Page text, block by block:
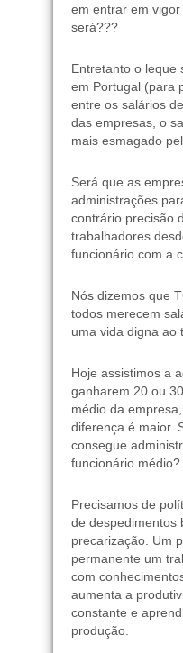
em entrar em
será???
Entretanto o leque
em Portugal (para
entre os salários
das empresas, o
mais esmagado
Será que as
administrações
contrário precisão
trabalhadores
funcionário com a
Nós dizemos que
todos merecem
uma vida digna ao
Hoje assistimos a
ganharem 20 ou
médio da
diferença é maior.
consegue
funcionário médio?
Precisamos de
de despedimentos
precarização. Um
permanente um
com
aumenta a
constante e
produção.